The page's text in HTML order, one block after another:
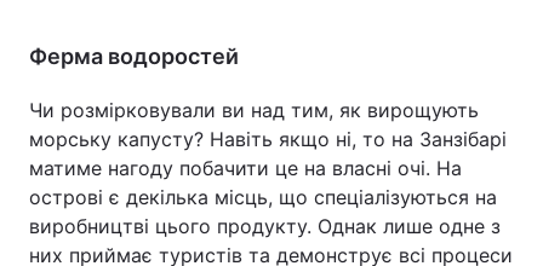
Ферма водоростей
Чи розмірковували ви над тим, як вирощують
морську капусту? Навіть якщо ні, то на Занзібарі
матиме нагоду побачити це на власні очі. На
острові є декілька місць, що спеціалізуються на
виробництві цього продукту. Однак лише одне з
них приймає туристів та демонструє всі процеси